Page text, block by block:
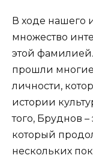
В ходе нашего
множество
этой
прошли многие
личности,
истории
того, Бруднов
который
нескольких